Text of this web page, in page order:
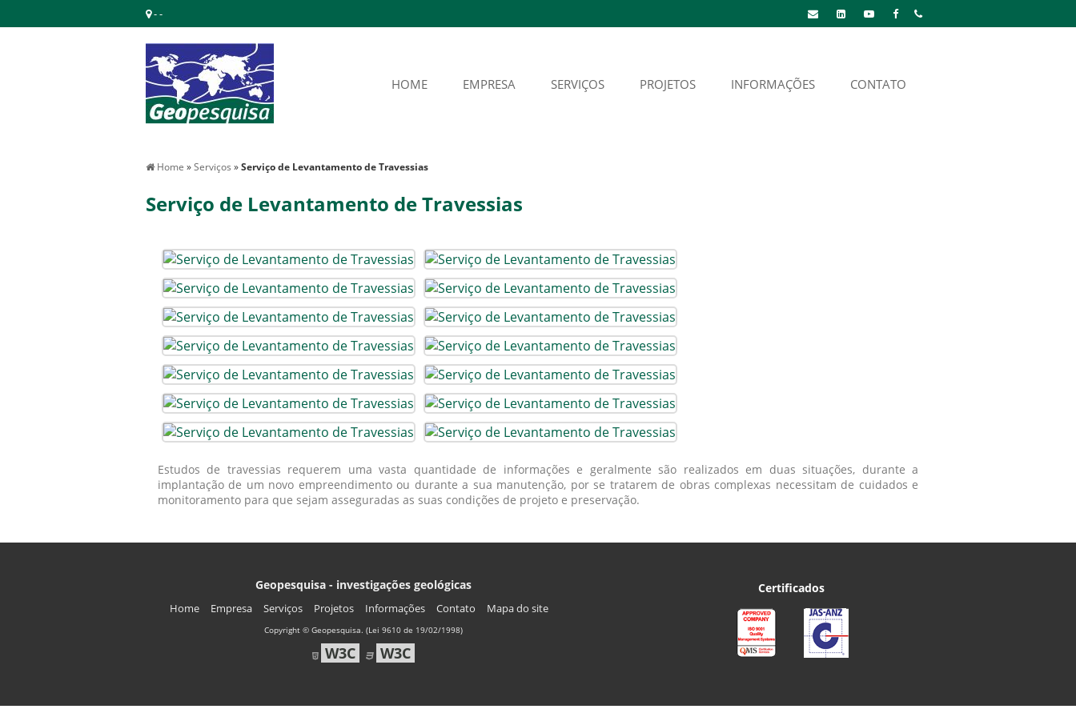
- -
HOME EMPRESA SERVIÇOS PROJETOS INFORMAÇÕES CONTATO
Home »Serviços »Serviço de Levantamento de Travessias
Serviço de Levantamento de Travessias
Estudos de travessias requerem uma vasta quantidade de informações e geralmente são realizados em duas situações, durante a
implantação de um novo empreendimento ou durante a sua manutenção, por se tratarem de obras complexas necessitam de cuidados e
monitoramento para que sejam asseguradas as suas condições de projeto e preservação.
Geopesquisa - investigações geológicas
Home Empresa Serviços Projetos Informações Contato Mapa do site
Copyright © Geopesquisa. (Lei 9610 de 19/02/1998)
W3C W3C
Certificados